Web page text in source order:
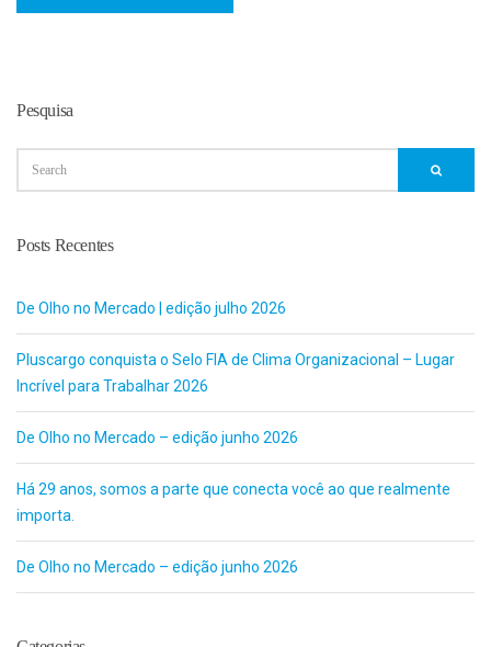
Pesquisa
Posts Recentes
De Olho no Mercado | edição julho 2026
Pluscargo conquista o Selo FIA de Clima Organizacional – Lugar
Incrível para Trabalhar 2026
De Olho no Mercado – edição junho 2026
Há 29 anos, somos a parte que conecta você ao que realmente
importa.
De Olho no Mercado – edição junho 2026